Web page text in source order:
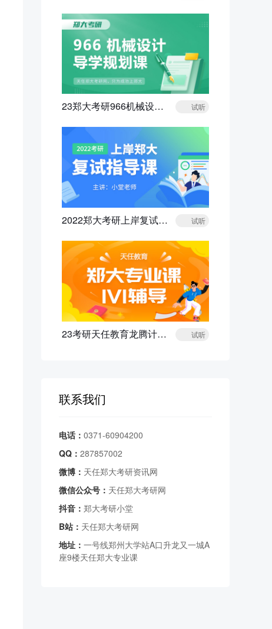
23郑大考研966机械设计导学规划课 试听
2022郑大考研上岸复试指导课程 试听
23考研天任教育龙腾计划郑大专业课1V1辅导 试听
联系我们
电话： 0371-60904200
QQ： 287857002
微博： 天任郑大考研资讯网
微信公众号： 天任郑大考研网
抖音： 郑大考研小堂
B站： 天任郑大考研网
地址： 一号线郑州大学站A口升龙又一城A
座9楼天任郑大专业课